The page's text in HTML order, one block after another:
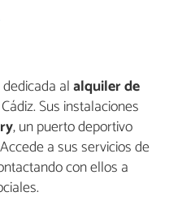
alalquiler de
Sus instalaciones
, un puerto deportivo
a sus servicios de
con ellos a